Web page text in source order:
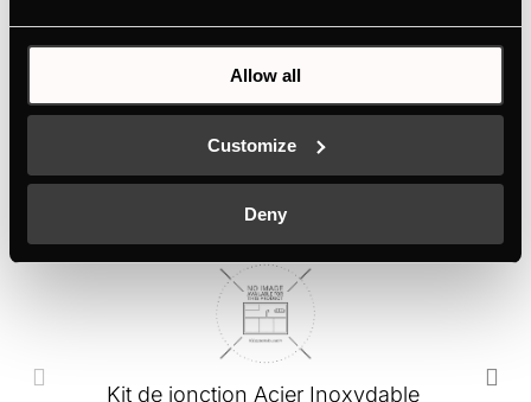
Allow all
Customize
Deny
Connexion électrique
ACCESSOIRES EN OPTION
Kit de jonction Acier Inoxydable